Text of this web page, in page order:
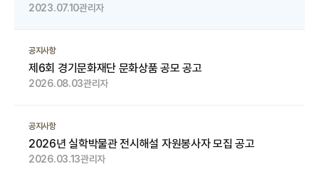
2023.07.10관리자
공지사항
제6회 경기문화재단 문화상품 공모 공고
2026.08.03관리자
공지사항
2026년 실학박물관 전시해설 자원봉사자 모집 공고
2026.03.13관리자